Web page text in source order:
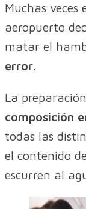
Muchas veces
aeropuerto
matar el
error.
La
composición
todas las
el contenido
escurren al